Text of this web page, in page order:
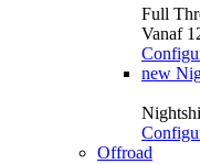
Full
Vanaf
new
Offroad